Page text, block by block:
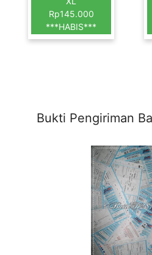
Rp145.000
***HABIS***
Bukti Pengiriman